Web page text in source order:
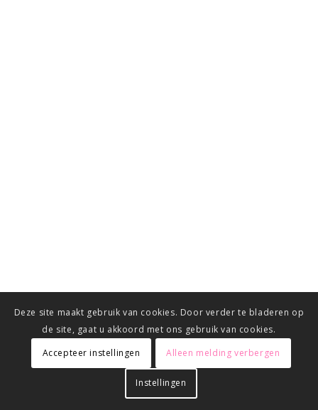
Deze site maakt gebruik van cookies. Door verder te bladeren op
de site, gaat u akkoord met ons gebruik van cookies.
Accepteer instellingen
Alleen melding verbergen
Instellingen